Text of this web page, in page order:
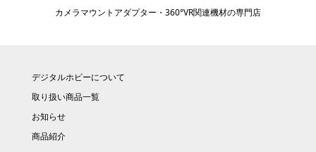
カメラマウントアダプター・360°VR関連機材の専門店
デジタルホビーについて
取り扱い商品一覧
お知らせ
商品紹介